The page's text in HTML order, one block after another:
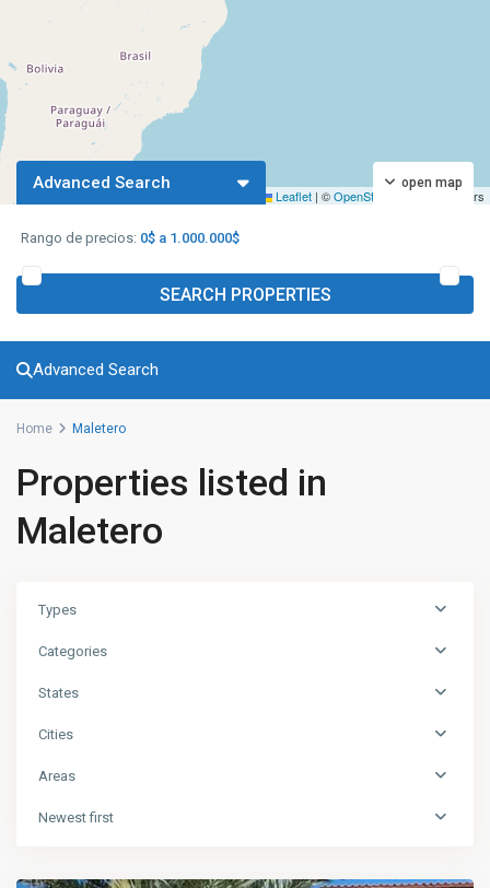
Leaflet | ©OpenStreetMap contributors
open map
Advanced Search
Rango de precios: 0$ a 1.000.000$
SEARCH PROPERTIES
Advanced Search
Home Maletero
Properties listed in
Maletero
Types
Categories
States
Cities
Areas
Newest first